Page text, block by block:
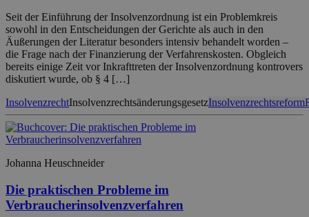
Seit der Einführung der Insolvenzordnung ist ein Problemkreis
sowohl in den Entscheidungen der Gerichte als auch in den
Äußerungen der Literatur besonders intensiv behandelt worden –
die Frage nach der Finanzierung der Verfahrenskosten. Obgleich
bereits einige Zeit vor Inkrafttreten der Insolvenzordnung kontrovers
diskutiert wurde, ob § 4 […]
InsolvenzrechtInsolvenzrechtsänderungsgesetzInsolvenzrechtsreform
Johanna Heuschneider
Die praktischen Probleme im
Verbraucherinsolvenzverfahren